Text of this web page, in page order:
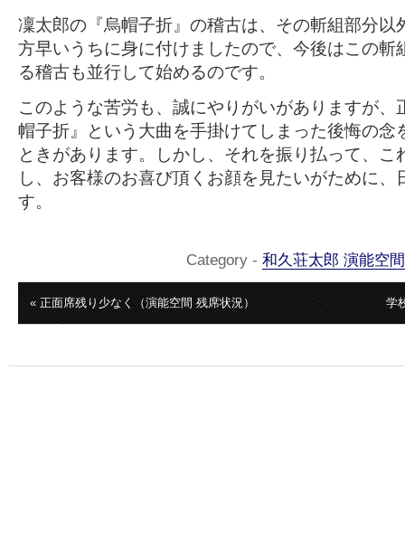
凜太郎の『烏帽子折』の稽古は、その斬組部分以
方早いうちに身に付けましたので、今後はこの斬
る稽古も並行して始めるのです。
このような苦労も、誠にやりがいがありますが、
帽子折』という大曲を手掛けてしまった後悔の念
ときがあります。しかし、それを振り払って、こ
し、お客様のお喜び頂くお顔を見たいがために、
す。
Category - 和久荘太郎 演能空間
« 正面席残り少なく（演能空間 残席状況） 学